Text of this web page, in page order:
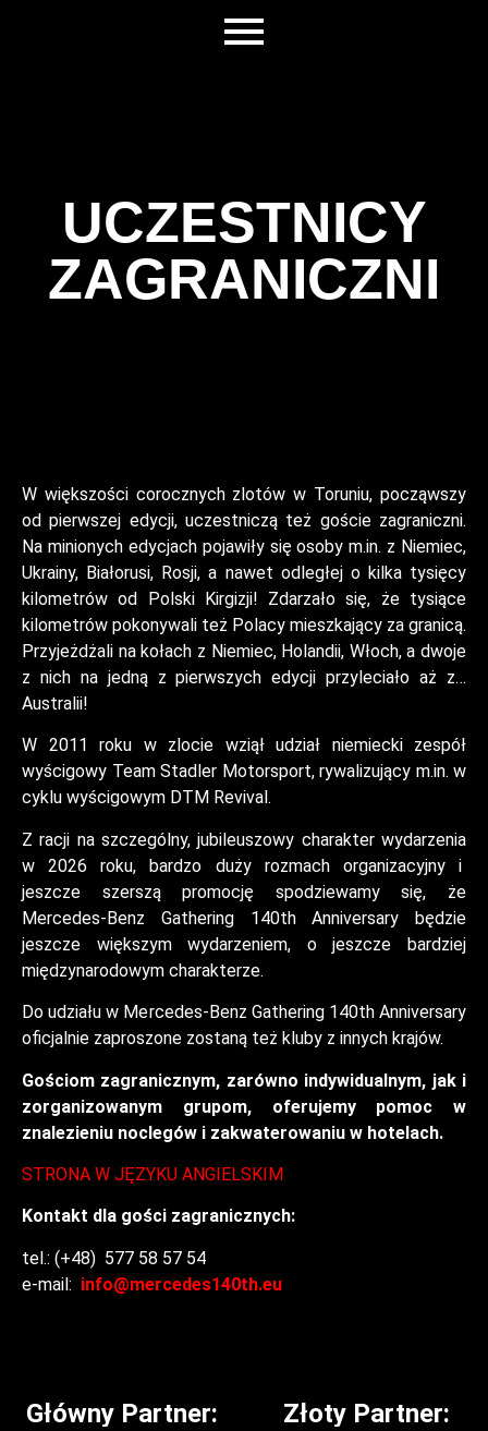
UCZESTNICY
ZAGRANICZNI
W większości corocznych zlotów w Toruniu, począwszy
od pierwszej edycji, uczestniczą też goście zagraniczni.
Na minionych edycjach pojawiły się osoby m.in. z Niemiec,
Ukrainy, Białorusi, Rosji, a nawet odległej o kilka tysięcy
kilometrów od Polski Kirgizji! Zdarzało się, że tysiące
kilometrów pokonywali też Polacy mieszkający za granicą.
Przyjeżdżali na kołach z Niemiec, Holandii, Włoch, a dwoje
z nich na jedną z pierwszych edycji przyleciało aż z…
Australii!
W 2011 roku w zlocie wziął udział niemiecki zespół
wyścigowy Team Stadler Motorsport, rywalizujący m.in. w
cyklu wyścigowym DTM Revival.
Z racji na szczególny, jubileuszowy charakter wydarzenia
w 2026 roku, bardzo duży rozmach organizacyjny i
jeszcze szerszą promocję spodziewamy się, że
Mercedes-Benz Gathering 140thAnniversary będzie
jeszcze większym wydarzeniem, o jeszcze bardziej
międzynarodowym charakterze.
Do udziału w Mercedes-Benz Gathering 140thAnniversary
oficjalnie zaproszone zostaną też kluby z innych krajów.
Gościom zagranicznym, zarówno indywidualnym, jak i
zorganizowanym grupom, oferujemy pomoc w
znalezieniu noclegów i zakwaterowaniu w hotelach.
STRONA W JĘZYKU ANGIELSKIM
Kontakt dla gości zagranicznych:
tel.: (+48) 577 58 57 54
e-mail: info@mercedes140th.eu
Główny Partner: Złoty Partner: